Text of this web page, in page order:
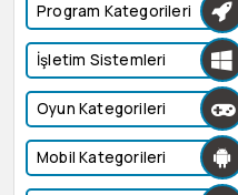
Program Kategorileri
İşletim Sistemleri
Oyun Kategorileri
Mobil Kategorileri